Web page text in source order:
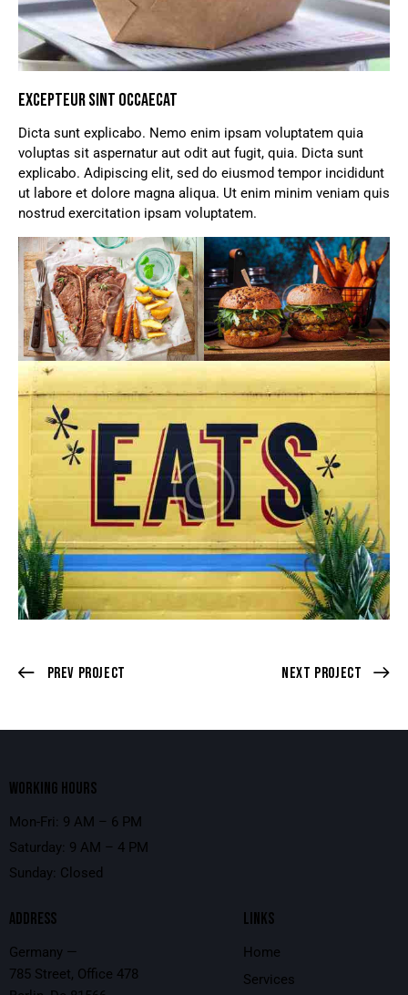
EXCEPTEUR SINT OCCAECAT
Dicta sunt explicabo. Nemo enim ipsam voluptatem quia
voluptas sit aspernatur aut odit aut fugit, quia. Dicta sunt
explicabo. Adipiscing elit, sed do eiusmod tempor incididunt
ut labore et dolore magna aliqua. Ut enim minim veniam quis
nostrud exercitation ipsam voluptatem.
Prev Project Next Project
WORKING HOURS
Mon-Fri: 9 AM – 6 PM
Saturday: 9 AM – 4 PM
Sunday: Closed
ADDRESS
Germany —
785 Street, Office 478
LINKS
Home
Services